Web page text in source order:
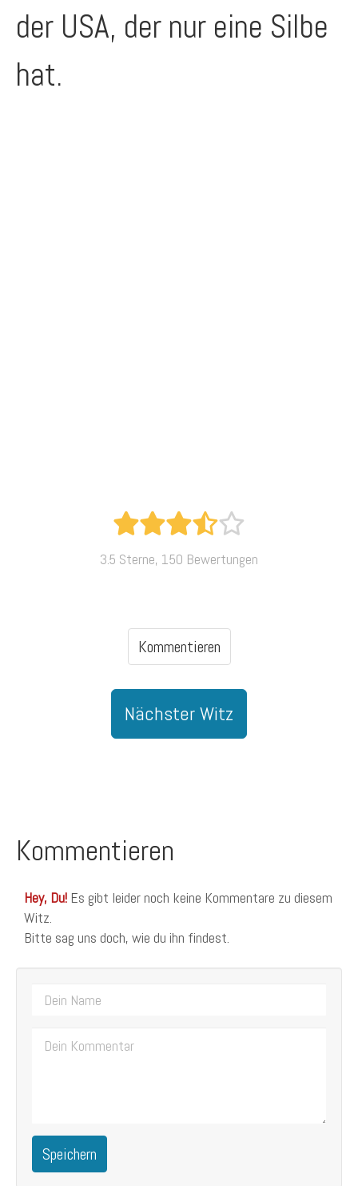
der USA, der nur eine Silbe
hat.
3.5 Sterne, 150 Bewertungen
Kommentieren
Nächster Witz
Kommentieren
Hey, Du! Es gibt leider noch keine Kommentare zu diesem
Witz.
Bitte sag uns doch, wie du ihn findest.
Speichern